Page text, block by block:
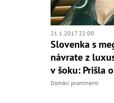
21.1.2017 22:00
Slovenka s
návrate z
v šoku: Prišla
Domáci prominenti